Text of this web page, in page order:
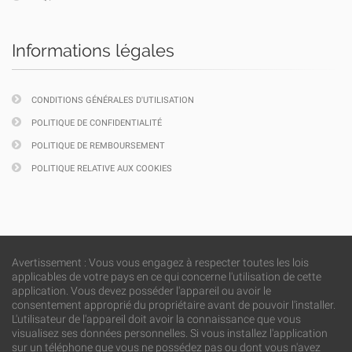
Informations légales
CONDITIONS GÉNÉRALES D'UTILISATION
POLITIQUE DE CONFIDENTIALITÉ
POLITIQUE DE REMBOURSEMENT
POLITIQUE RELATIVE AUX COOKIES
Avertissement : Vous vous engagez à respecter toutes les lois
applicables de votre pays en ce qui concerne l'utilisation de cette
application. Vous devez posséder l'appareil ou avoir le
consentement approprié du propriétaire avant de pouvoir l'installer.
L'utilisateur de l'appareil doit avoir la connaissance que vous
visualisez ses données personnelles. Si vous installez l'application
sur un téléphone que vous ne possédez pas ou dont vous n'avez